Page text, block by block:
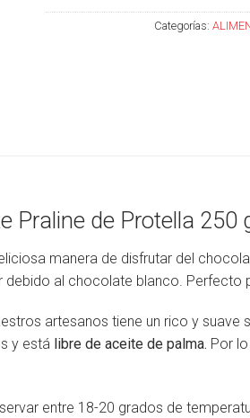
Categorías:
Praline de Protella 250
manera de disfrutar del
al chocolate blanco. Perfecto
artesanos tiene un rico y suave
y está libre de aceite de palma. Por
entre 18-20 grados de